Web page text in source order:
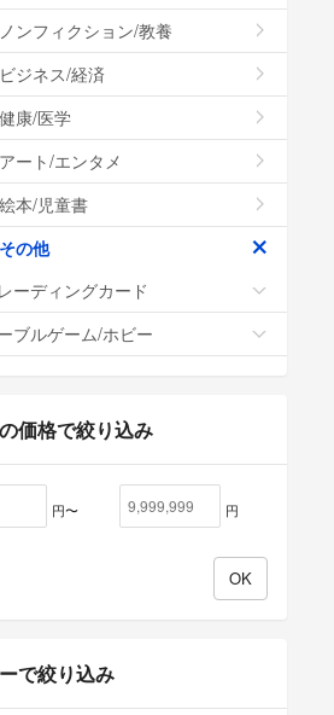
ノンフィクション/教養
ビジネス/経済
健康/医学
アート/エンタメ
絵本/児童書
その他
ーディングカード
ブルゲーム/ホビー
価格で絞り込み
円〜 円
で絞り込み